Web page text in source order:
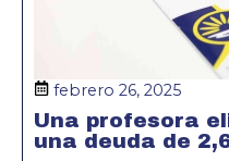
febrero 26, 2025
Una profesora
una deuda de